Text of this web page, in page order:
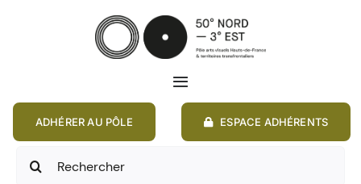
Toggle
Navigation
ADHÉRER AU PÔLE ESPACE ADHÉRENTS
Rechercher: